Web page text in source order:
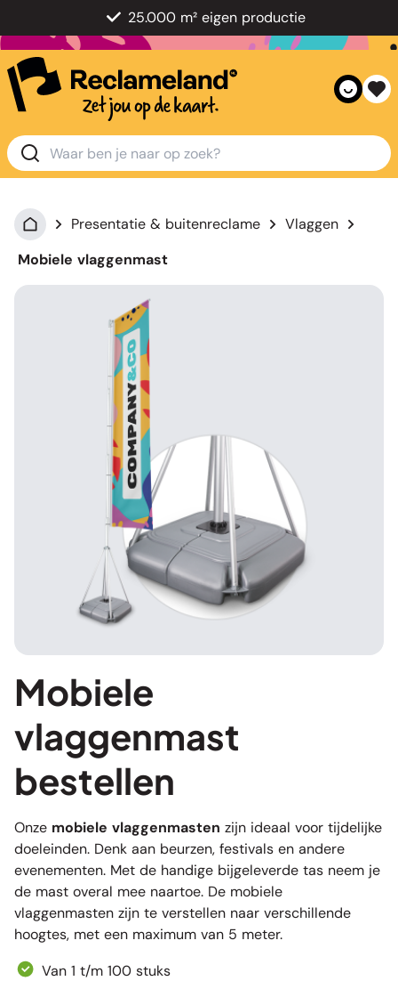
25.000 m² eigen productie
Presentatie & buitenreclame
Vlaggen
Mobiele vlaggenmast
Mobiele
vlaggenmast
bestellen
Onze mobiele vlaggenmasten zijn ideaal voor tijdelijke
doeleinden. Denk aan beurzen, festivals en andere
evenementen. Met de handige bijgeleverde tas neem je
de mast overal mee naartoe. De mobiele
vlaggenmasten zijn te verstellen naar verschillende
hoogtes, met een maximum van 5 meter.
Van 1 t/m 100 stuks